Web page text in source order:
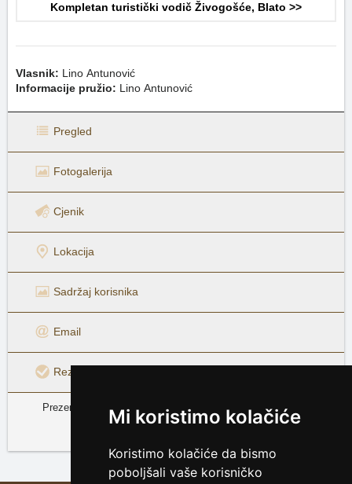
Mi koristimo kolačiće
Koristimo kolačiće da bismo
poboljšali vaše korisničko
Kompletan turistički vodič Živogošće, Blato >>
Vlasnik: Lino Antunović
Informacije pružio: Lino Antunović
Pregled
Fotogalerija
Cjenik
Lokacija
Sadržaj korisnika
Email
Rezervacija
Prezentacija objekta Apartmány LM je sastavni dio servera
www.hrvatska.cz